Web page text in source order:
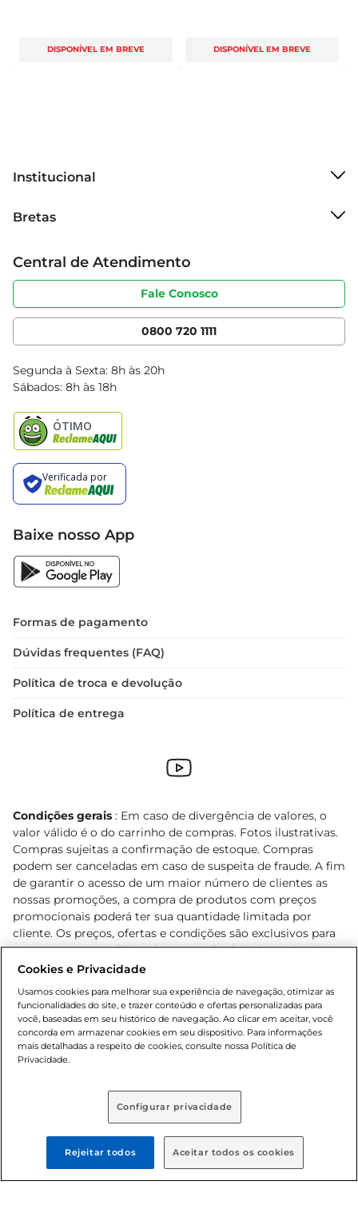
DISPONÍVEL EM BREVE DISPONÍVEL EM BREVE
Institucional
Grupo Cencosud
Sobre privacidade
Portal do fornecedor
Cencosud Media
Bretas
Produtos Bretas
Código de ética
Serviços
Clube Bretas
Blog Bretas
Black Friday
Central de Atendimento
Fale Conosco
0800 720 1111
Segunda à Sexta: 8h às 20h
Sábados: 8h às 18h
Baixe nosso App
Formas de pagamento
Dúvidas frequentes (FAQ)
Política de troca e devolução
Política de entrega
Condições gerais : Em caso de divergência de valores, o
valor válido é o do carrinho de compras. Fotos ilustrativas.
Compras sujeitas a confirmação de estoque. Compras
podem ser canceladas em caso de suspeita de fraude. A fim
de garantir o acesso de um maior número de clientes as
nossas promoções, a compra de produtos com preços
promocionais poderá ter sua quantidade limitada por
cliente. Os preços, ofertas e condições são exclusivos para
o e-commerce e válidos durante o dia de hoje, podendo
sofrer alterações sem prévia notificação. Proibida a venda
Lei n.º 8069/90, art. 81, inciso II (Estatuto da Criança e do
Adolescente). Preços e condições exclusivos para o
www.bretas.com.br, podendo sofrer alterações sem aviso
prévio. O valor mínimo para as compras on-line é de R$
80,00.
© 2025 Copyright. Todos os direitos
reservados Bretas.
Cookies e Privacidade
Usamos cookies para melhorar sua experiência de navegação, otimizar as
funcionalidades do site, e trazer conteúdo e ofertas personalizadas para
você, baseadas em seu histórico de navegação. Ao clicar em aceitar, você
concorda em armazenar cookies em seu dispositivo. Para informações
mais detalhadas a respeito de cookies, consulte nossa Política de
Privacidade.
Configurar privacidade
Rejeitar todos Aceitar todos os cookies